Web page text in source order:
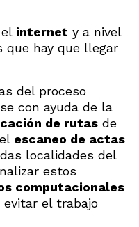
internet y a nivel
que hay que llegar
del proceso
con ayuda de la
de rutas de
escaneo de actas
localidades del
estos
computacionales
el trabajo